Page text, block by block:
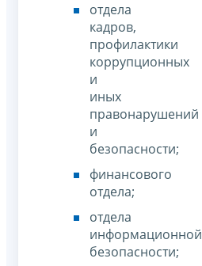
отдела
кадров,
профилактики
коррупционных
и
иных
правонарушений
и
безопасности;
финансового
отдела;
отдела
информационной
безопасности;